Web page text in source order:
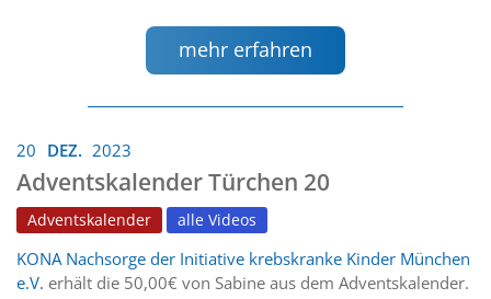
mehr erfahren
20 DEZ. 2023
Adventskalender Türchen 20
Adventskalender alle Videos
KONA Nachsorge der Initiative krebskranke Kinder München
e.V. erhält die 50,00€ von Sabine aus dem Adventskalender.